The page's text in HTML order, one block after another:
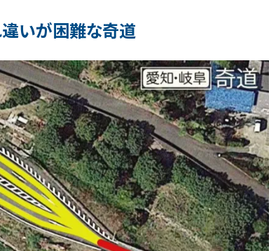
いが困難な奇道